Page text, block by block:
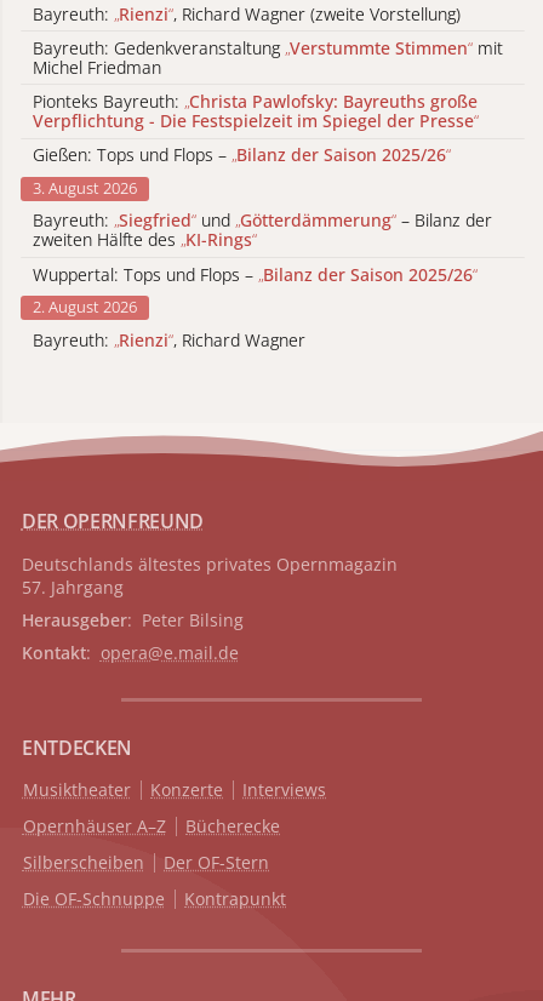
Bayreuth: „Rienzi“, Richard Wagner (zweite Vorstellung)
Bayreuth: Gedenkveranstaltung „Verstummte Stimmen“ mit
Michel Friedman
Pionteks Bayreuth: „Christa Pawlofsky: Bayreuths große
Verpflichtung - Die Festspielzeit im Spiegel der Presse“
Gießen: Tops und Flops – „Bilanz der Saison 2025/26“
3. August 2026
Bayreuth: „Siegfried“ und „Götterdämmerung“ – Bilanz der
zweiten Hälfte des „KI-Rings“
Wuppertal: Tops und Flops – „Bilanz der Saison 2025/26“
2. August 2026
Bayreuth: „Rienzi“, Richard Wagner
DER OPERNFREUND
Deutschlands ältestes privates Opernmagazin
57. Jahrgang
Herausgeber: Peter Bilsing
Kontakt: opera@e.mail.de
ENTDECKEN
Musiktheater Konzerte
Interviews
Opernhäuser A–Z
Bücherecke
Silberscheiben
Der OF-Stern
Die OF-Schnuppe
Kontrapunkt